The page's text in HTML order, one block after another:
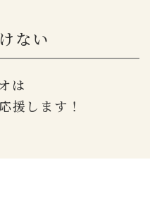
ない
は
援します！